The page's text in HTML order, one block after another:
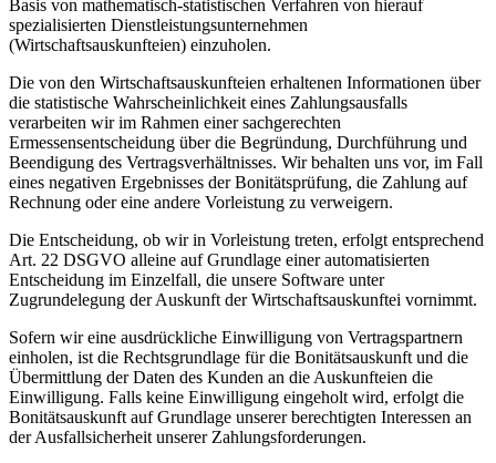
Basis von mathematisch-statistischen Verfahren von hierauf
spezialisierten Dienstleistungsunternehmen
(Wirtschaftsauskunfteien) einzuholen.
Die von den Wirtschaftsauskunfteien erhaltenen Informationen über
die statistische Wahrscheinlichkeit eines Zahlungsausfalls
verarbeiten wir im Rahmen einer sachgerechten
Ermessensentscheidung über die Begründung, Durchführung und
Beendigung des Vertragsverhältnisses. Wir behalten uns vor, im Fall
eines negativen Ergebnisses der Bonitätsprüfung, die Zahlung auf
Rechnung oder eine andere Vorleistung zu verweigern.
Die Entscheidung, ob wir in Vorleistung treten, erfolgt entsprechend
Art. 22 DSGVO alleine auf Grundlage einer automatisierten
Entscheidung im Einzelfall, die unsere Software unter
Zugrundelegung der Auskunft der Wirtschaftsauskunftei vornimmt.
Sofern wir eine ausdrückliche Einwilligung von Vertragspartnern
einholen, ist die Rechtsgrundlage für die Bonitätsauskunft und die
Übermittlung der Daten des Kunden an die Auskunfteien die
Einwilligung. Falls keine Einwilligung eingeholt wird, erfolgt die
Bonitätsauskunft auf Grundlage unserer berechtigten Interessen an
der Ausfallsicherheit unserer Zahlungsforderungen.